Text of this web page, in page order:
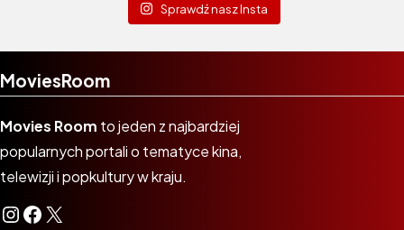
Sprawdź nasz Insta
MoviesRoom
Movies Room to jeden z najbardziej
popularnych portali o tematyce kina,
telewizji i popkultury w kraju.
Instagram
Facebook
X